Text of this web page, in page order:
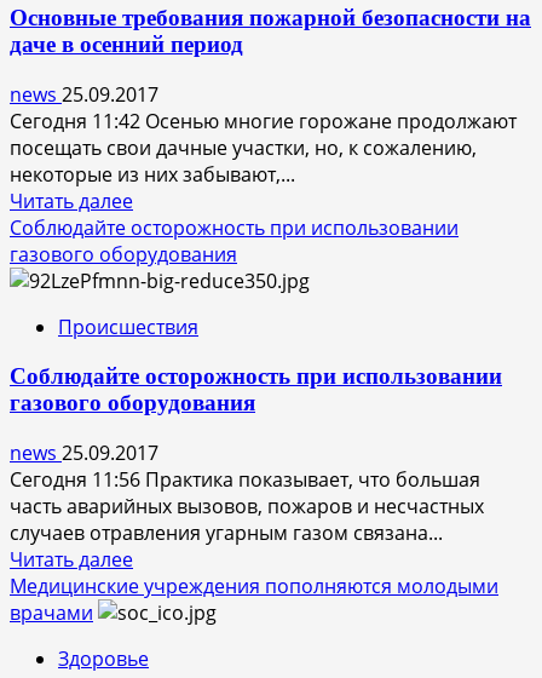
агропромышленной
выставки
Основные требования пожарной безопасности на
даче в осенний период
news 25.09.2017
Сегодня 11:42 Осенью многие горожане продолжают
посещать свои дачные участки, но, к сожалению,
некоторые из них забывают,...
Читать далееПрочитать
больше
о
Основные
пожарной
на
даче
в
осенний
период
Соблюдайте осторожность при использовании
газового оборудования
Происшествия
Соблюдайте осторожность при использовании
газового оборудования
news 25.09.2017
Сегодня 11:56 Практика показывает, что большая
часть аварийных вызовов, пожаров и несчастных
случаев отравления угарным газом связана...
Читать далееПрочитать
больше
о
осторожность
Медицинские учреждения пополняются молодыми
врачами
Здоровье